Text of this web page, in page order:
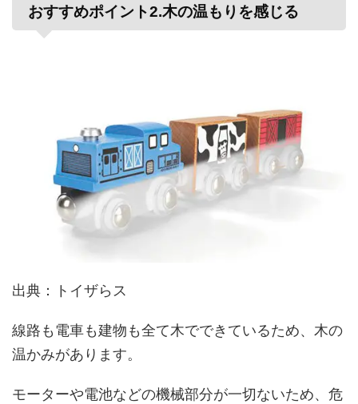
おすすめポイント2.木の温もりを感じる
出典：トイザらス
線路も電車も建物も全て木でできているため、 木の
温かみがあります。
モーターや電池などの機械部分が一切ないため、 危